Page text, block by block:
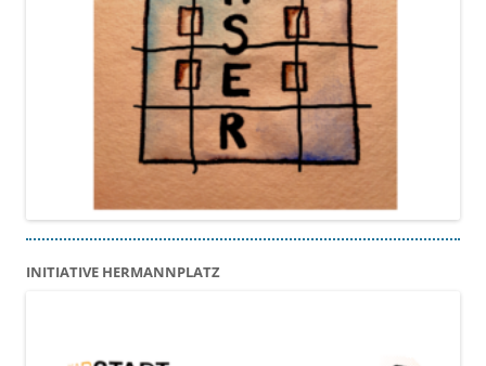
INITIATIVE HERMANNPLATZ